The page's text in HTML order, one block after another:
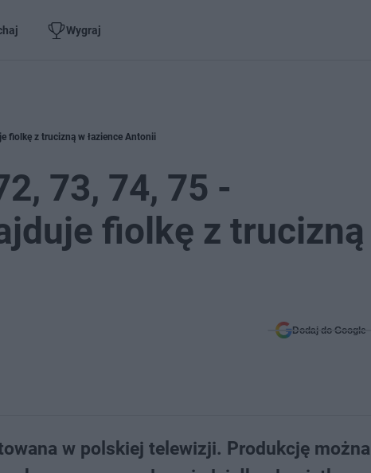
Wygraj
fiolkę z trucizną w łazience Antonii
73, 74, 75 -
fiolkę z trucizną
Dodaj do Google
w polskiej telewizji. Produkcję można